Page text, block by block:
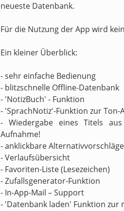
neueste Datenbank.
Für die Nutzung der App wird
Ein kleiner Überblick:
- sehr einfache Bedienung
- blitzschnelle Offline-Datenbank
- 'NotizBuch' - Funktion
- 'SprachNotiz'-Funktion zur
- Wiedergabe eines Titels
Aufnahme!
- anklickbare
- Verlaufsübersicht
- Favoriten-Liste (Lesezeichen)
- Zufallsgenerator-Funktion
- In-App-Mail – Support
- 'Datenbank laden' Funktion zur